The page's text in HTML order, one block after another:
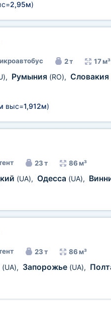
2,95м)
2 т 17 м³
, Румыния (RO), Словакия
выс=1,912м)
23 т 86 м³
(UA), Одесса (UA),
23 т 86 м³
(UA), Запорожье (UA),